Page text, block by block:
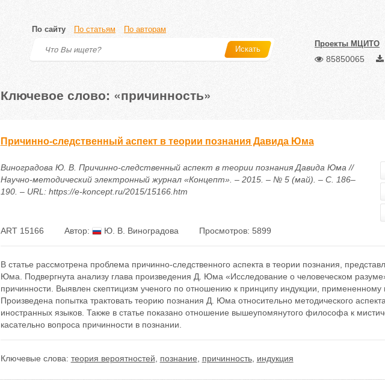
По сайту По статьям По авторам
Искать
Проекты МЦИТО
85850065
Ключевое слово: «причинность»
Причинно-следственный аспект в теории познания Давида Юма
Виноградова Ю. В. Причинно-следственный аспект в теории познания Давида Юма //
Научно-методический электронный журнал «Концепт». – 2015. – № 5 (май). – С. 186–
190. – URL: https://e-koncept.ru/2015/15166.htm
ART 15166 Автор: Ю. В. Виноградова Просмотров: 5899
В статье рассмотрена проблема причинно-следственного аспекта в теории познания,
Юма. Подвергнута анализу глава произведения Д. Юма «Исследование о человеческом
причинности. Выявлен скептицизм ученого по отношению к принципу индукции, примененному
Произведена попытка трактовать теорию познания Д. Юма относительно методического
иностранных языков. Также в статье показано отношение вышеупомянутого философа к
касательно вопроса причинности в познании.
Ключевые слова: теория вероятностей познание причинность, индукция